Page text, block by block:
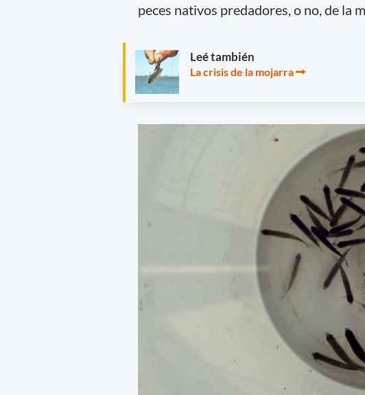
peces nativos predadores, o no, de la
Leé también
La crisis de la mojarra